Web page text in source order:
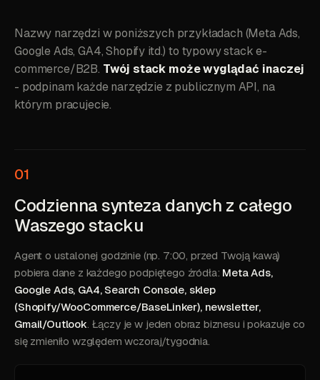
Nazwy narzędzi w poniższych przykładach (Meta Ads,
Google Ads, GA4, Shopify itd.) to typowy stack e-
commerce/B2B. Twój stack może wyglądać inaczej
- podpinam każde narzędzie z publicznym API, na
którym pracujecie.
01
Codzienna synteza danych z całego
Waszego stacku
Agent o ustalonej godzinie (np. 7:00, przed Twoją kawą)
pobiera dane z każdego podpiętego źródła: Meta Ads,
Google Ads, GA4, Search Console, sklep
(Shopify/WooCommerce/BaseLinker), newsletter,
Gmail/Outlook. Łączy je w jeden obraz biznesu i pokazuje co
się zmieniło względem wczoraj/tygodnia.